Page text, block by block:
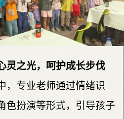
灵之光，呵护成长步伐
，专业老师通过情绪识
色扮演等形式，引导孩子